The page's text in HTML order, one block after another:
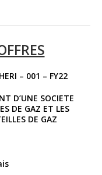
– 001 – FY22
D’UNE SOCIETE
DE GAZ ET LES
DE GAZ